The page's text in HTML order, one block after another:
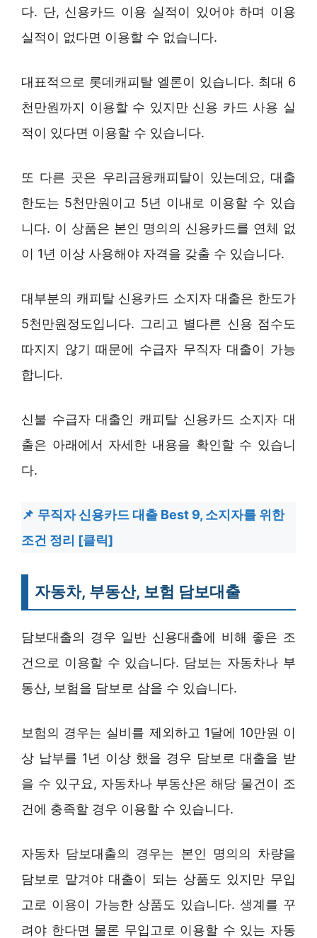
다. 단, 신용카드 이용 실적이 있어야 하며 이용
실적이 없다면 이용할 수 없습니다.
대표적으로 롯데캐피탈 엘론이 있습니다. 최대 6
천만원까지 이용할 수 있지만 신용 카드 사용 실
적이 있다면 이용할 수 있습니다.
또 다른 곳은 우리금융캐피탈이 있는데요, 대출
한도는 5천만원이고 5년 이내로 이용할 수 있습
니다. 이 상품은 본인 명의의 신용카드를 연체 없
이 1년 이상 사용해야 자격을 갖출 수 있습니다.
대부분의 캐피탈 신용카드 소지자 대출은 한도가
5천만원정도입니다. 그리고 별다른 신용 점수도
따지지 않기 때문에 수급자 무직자 대출이 가능
합니다.
신불 수급자 대출인 캐피탈 신용카드 소지자 대
출은 아래에서 자세한 내용을 확인할 수 있습니
다.
무직자 신용카드 대출 Best 9, 소지자를 위한
조건 정리 [클릭]
자동차, 부동산, 보험 담보대출
담보대출의 경우 일반 신용대출에 비해 좋은 조
건으로 이용할 수 있습니다. 담보는 자동차나 부
동산, 보험을 담보로 삼을 수 있습니다.
보험의 경우는 실비를 제외하고 1달에 10만원 이
상 납부를 1년 이상 했을 경우 담보로 대출을 받
을 수 있구요, 자동차나 부동산은 해당 물건이 조
건에 충족할 경우 이용할 수 있습니다.
자동차 담보대출의 경우는 본인 명의의 차량을
담보로 맡겨야 대출이 되는 상품도 있지만 무입
고로 이용이 가능한 상품도 있습니다. 생계를 꾸
려야 한다면 물론 무입고로 이용할 수 있는 자동